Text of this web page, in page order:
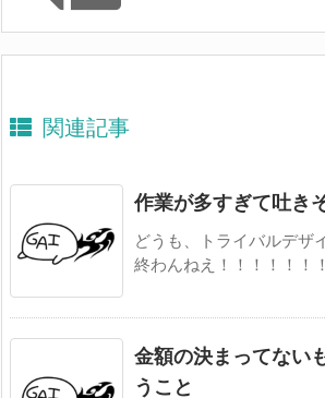
関連記事
作業が多すぎて吐き
どうも、トライバルデザ
終わんねえ！！！！！！
金額の決まってない
うこと